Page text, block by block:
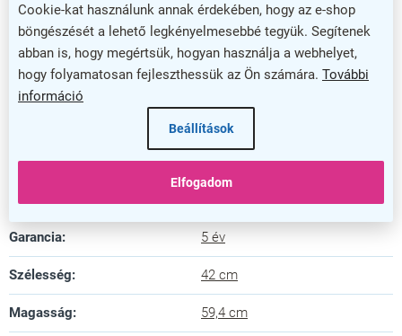
Cookie-kat használunk annak érdekében, hogy az e-shop
böngészését a lehető legkényelmesebbé tegyük. Segítenek
abban is, hogy megértsük, hogyan használja a webhelyet,
hogy folyamatosan fejleszthessük az Ön számára. További
információ
Beállítások
Elfogadom
készletet keres, amely hosszú éveken át szolgálja
munkáját vagy hobbiaját, a Két írható A2-es hátlap
készlet tökéletes választás. Tegye egyszerűbbé a
napi teendőket ezzel a megbízható termékkel!
Kiegészítő paraméterek
Kategória: Védőfóliák és csomagolás
Szín
Garancia: 5 év
Szélesség: 42 cm
Magasság: 59,4 cm